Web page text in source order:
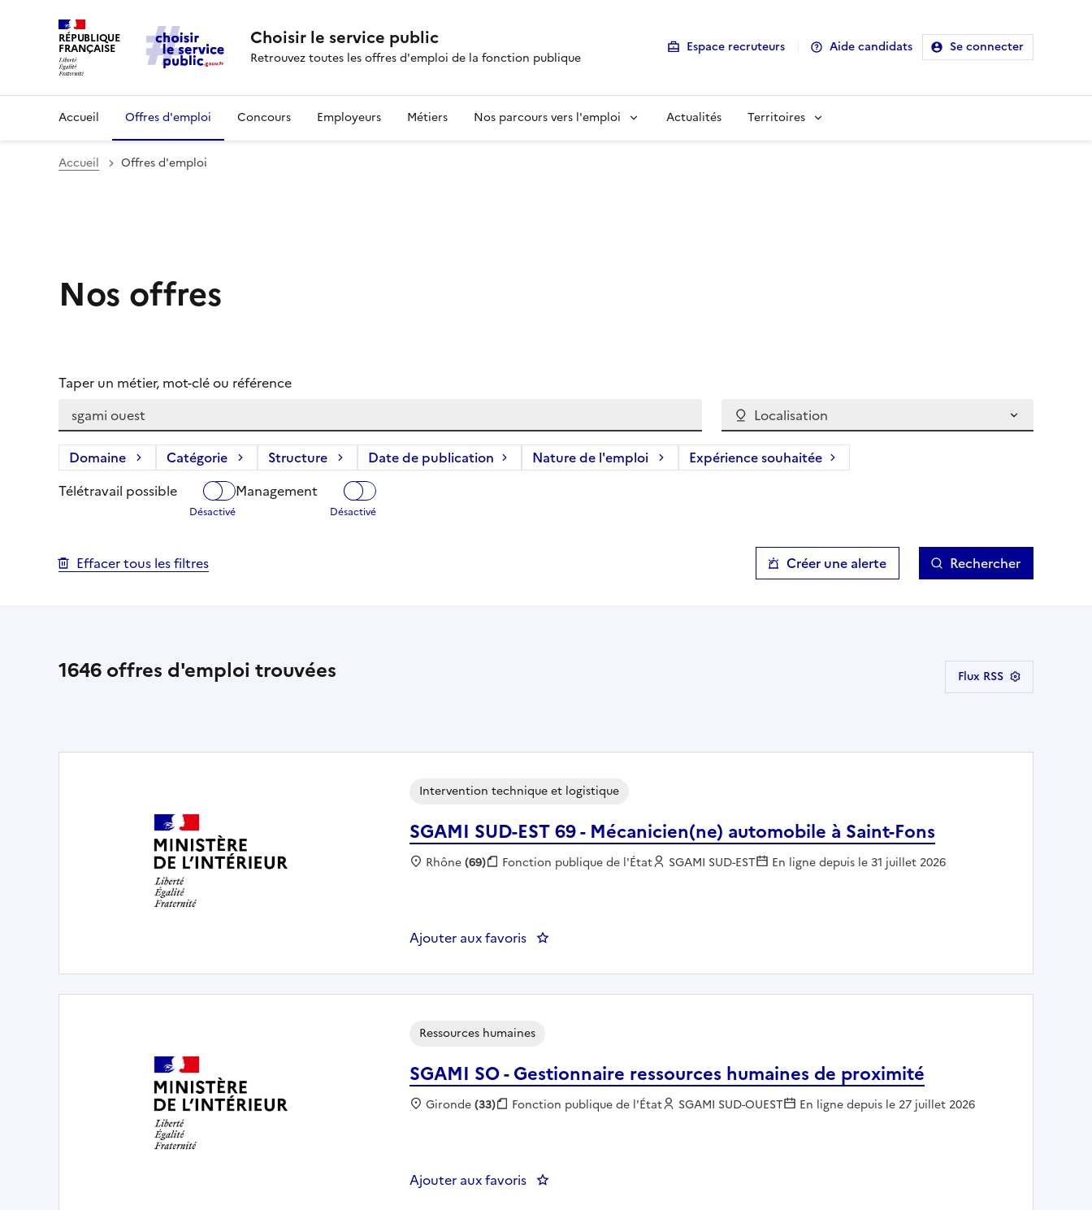
RÉPUBLIQUE
FRANÇAISE Choisir le service public
Retrouvez toutes les offres d'emploi de la fonction publique
Espace recruteurs Aide candidats Se connecter
Accueil Offres d'emploi Concours Employeurs Métiers Nos parcours vers l'emploi Actualités Territoires
Accueil Offres d'emploi
Nos offres
Taper un métier, mot-clé ou référence
Localisation
Domaine Catégorie Structure Date de publication Nature de l'emploi
Expérience souhaitée
Télétravail possible
Management
Effacer tous les filtres Créer une alerte Rechercher
1646offres d'emploi trouvées Flux RSS
SGAMI SUD-EST 69 - Mécanicien(ne) automobile à Saint-Fons
Intervention technique et logistique
Localisation :
Rhône(69) Fonction publique :
Fonction publique de l'État Employeur :
SGAMI SUD-EST En ligne depuis le 31 juillet 2026
Ajouter aux favoris : SGAMI SUD-EST 69 - Mécanicien(ne) automobile à Saint-Fons
SGAMI SO - Gestionnaire ressources humaines de proximité
Ressources humaines
Localisation :
Gironde(33) Fonction publique :
Fonction publique de l'État Employeur :
SGAMI SUD-OUEST En ligne depuis le 27 juillet 2026
Ajouter aux favoris : SGAMI SO - Gestionnaire ressources humaines de proximité